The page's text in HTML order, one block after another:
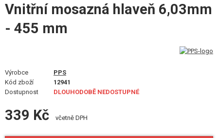
VYSÍLAČKY, HEADSETY, KAMERY
DOPLŇKY KE ZBRANÍM, POPRUHY
SERVIS A ÚDRŽBA ZBRANÍ
SEBEOBRANA, VÝCVIK, NOŽE
TERČE, STŘELNICE
Vnitřní mosazná hlaveň 6,03mm
- 455 mm
Výrobce
PPS
Kód zboží
12941
Dostupnost
DLOUHODOBĚ NEDOSTUPNÉ
339 Kč včetně DPH